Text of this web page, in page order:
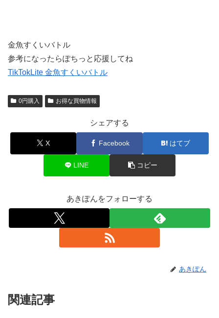
金魚すくいバトル
参考になったらぽちっと応援してね
TikTokLite 金魚すくいバトル
0円購入 お得な買物情報
シェアする
X Facebook はてブ
LINE コピー
あきぽんをフォローする
あきぽん
関連記事